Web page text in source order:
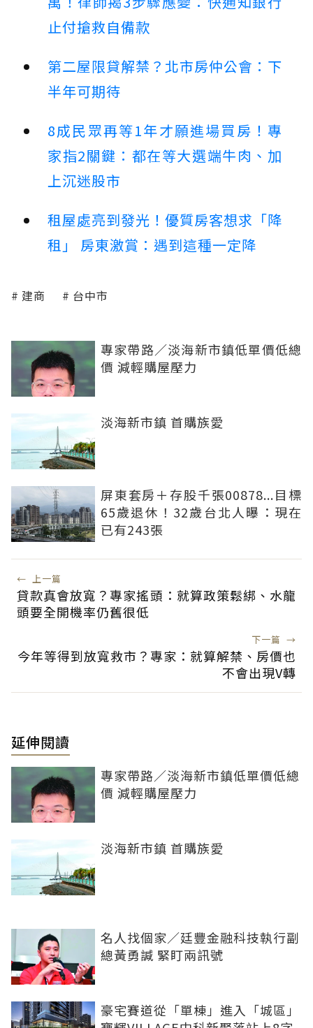
止付搶救自備款
第二屋限貸解禁？北市房仲公會：下
半年可期待
8成民眾再等1年才願進場買房！專
家指2關鍵：都在等大選端牛肉、加
上沉迷股市
租屋處亮到發光！優質房客想求「降
租」 房東激賞：遇到這種一定降
建商 台中市
專家帶路／淡海新市鎮低單價低總
價 減輕購屋壓力
淡海新市鎮 首購族愛
屏東套房＋存股千張00878...目標
65歲退休！32歲台北人曝：現在
已有243張
← 上一篇
貸款真會放寬？專家搖頭：就算政策鬆綁、水龍
頭要全開機率仍舊很低
下一篇 →
今年等得到放寬救市？專家：就算解禁、房價也
不會出現V轉
延伸閱讀
專家帶路／淡海新市鎮低單價低總
價 減輕購屋壓力
淡海新市鎮 首購族愛
名人找個家／廷豐金融科技執行副
總黃勇諴 緊盯兩訊號
豪宅賽道從「單棟」進入「城區」